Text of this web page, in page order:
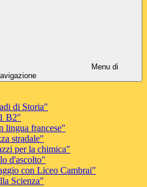
Menu di
di Storia"
B2"
lingua francese"
stradale"
per la chimica"
d'ascolto"
con Liceo Cambrai"
Scienza"